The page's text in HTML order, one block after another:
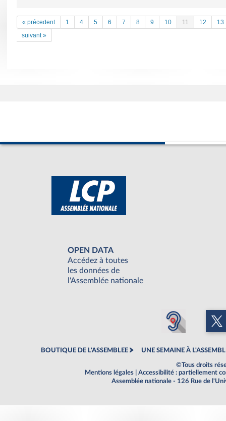
« précedent 1 4 5 6 7 8 9 10 11 12
13
suivant »
OPEN DATA
Accédez à toutes
les données de
l'Assemblée nationale
BOUTIQUE DE L'ASSEMBLEE UNE SEMAINE À
©Tous droits
Mentions légales
Accessibilité : partiellement
Assemblée nationale - 126 Rue de